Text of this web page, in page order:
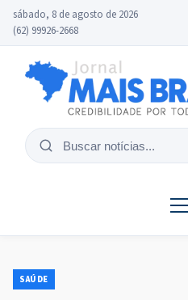
sábado, 8 de agosto de 2026
(62) 99926-2668
Buscar
SAÚDE